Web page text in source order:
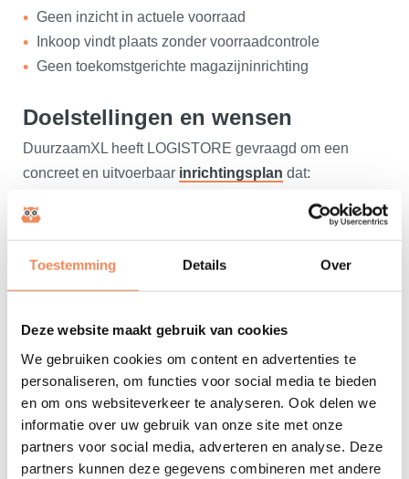
Toestemming Details Over
Deze website maakt gebruik van cookies
We gebruiken cookies om content en advertenties te
personaliseren, om functies voor social media te bieden
en om ons websiteverkeer te analyseren. Ook delen we
informatie over uw gebruik van onze site met onze
partners voor social media, adverteren en analyse. Deze
partners kunnen deze gegevens combineren met andere
Geen inzicht in actuele voorraad
Inkoop vindt plaats zonder voorraadcontrole
Geen toekomstgerichte magazijninrichting
Doelstellingen en wensen
DuurzaamXL heeft LOGISTORE gevraagd om een
concreet en uitvoerbaar inrichtingsplan dat:
Overzicht biedt in het magazijn
Voorraadbetrouwbaarheid verhoogt
Looproutes logisch maakt
Klaar is voor toekomstige uitbreiding van het
De dagelijkse processen efficiënter en professioneler
maakt
Onze aanpas en oplossing
We zijn gestart met een meeloopdag om de processen
op de werkvloer in kaart te brengen. Vervolgens zijn